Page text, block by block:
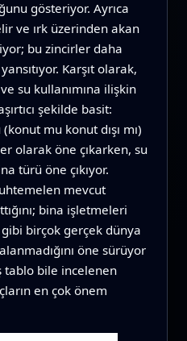
gösteriyor. Ayrıca
ve ırk üzerinden akan
bu zincirler daha
Karşıt olarak,
su kullanımına ilişkin
şekilde basit:
mu konut dışı mı)
olarak öne çıkarken, su
türü öne çıkıyor.
mevcut
bina işletmeleri
birçok gerçek dünya
öne sürüyor
bile incelenen
en çok önem